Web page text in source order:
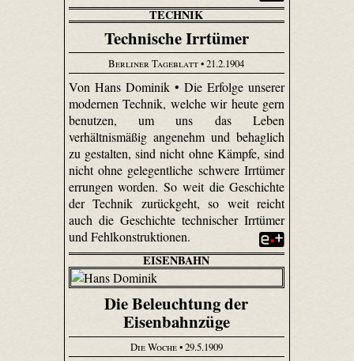
TECHNIK
Technische Irrtümer
Berliner Tageblatt• 21.2.1904
Von Hans Dominik • Die Erfolge unserer
modernen Technik, welche wir heute gern
benutzen, um uns das Leben
verhältnismäßig angenehm und behaglich
zu gestalten, sind nicht ohne Kämpfe, sind
nicht ohne gelegentliche schwere Irrtümer
errungen worden. So weit die Geschichte
der Technik zurückgeht, so weit reicht
auch die Geschichte technischer Irrtümer
und Fehlkonstruktionen.
EISENBAHN
Die Beleuchtung der
Eisenbahnzüge
Die Woche• 29.5.1909